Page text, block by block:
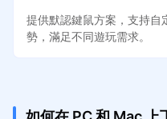
提供默認鍵鼠方案，支持
勢，滿足不同遊玩需求。